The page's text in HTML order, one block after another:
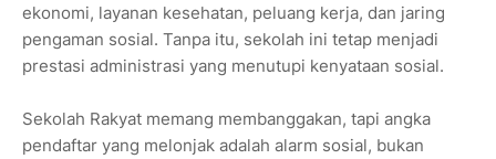
ekonomi, layanan kesehatan, peluang kerja, dan jaring
pengaman sosial. Tanpa itu, sekolah ini tetap menjadi
prestasi administrasi yang menutupi kenyataan sosial.
Sekolah Rakyat memang membanggakan, tapi angka
pendaftar yang melonjak adalah alarm sosial, bukan